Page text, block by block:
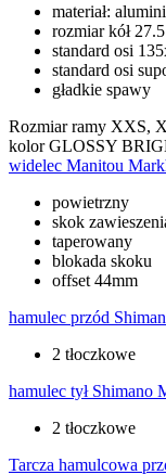
materiał:
rozmiar kół 27.5
standard osi
standard osi
gładkie spawy
Rozmiar ramy XXS,
kolor GLOSSY
widelec Manitou
powietrzny
skok
taperowany
blokada skoku
offset 44mm
hamulec przód
2 tłoczkowe
hamulec tył Shimano
2 tłoczkowe
Tarcza hamulcowa